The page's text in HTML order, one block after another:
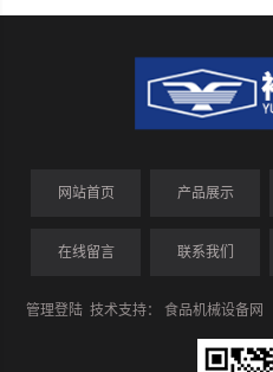
网站首页 产品展示
在线留言 联系我们
管理登陆 技术支持：食品机械设备网